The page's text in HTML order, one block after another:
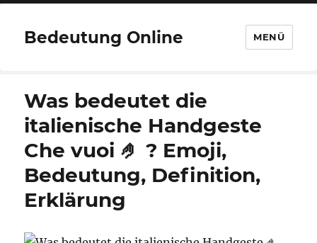
Bedeutung Online MENÜ
Was bedeutet die
italienische Handgeste
Che vuoi 🤌 ? Emoji,
Bedeutung, Definition,
Erklärung